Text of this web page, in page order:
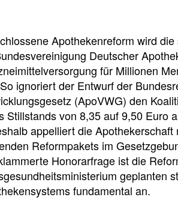
Apothekenreform wird
Deutscher
für Millionen
ignoriert der Entwurf der
(ApoVWG) den
Stillstands von 8,35 auf 9,50 Euro
appelliert die
Reformpakets im
Honorarfrage ist die
geplanten
fundamental an.
n
e
l
l
z
u
e
t
e
i
l
h
e